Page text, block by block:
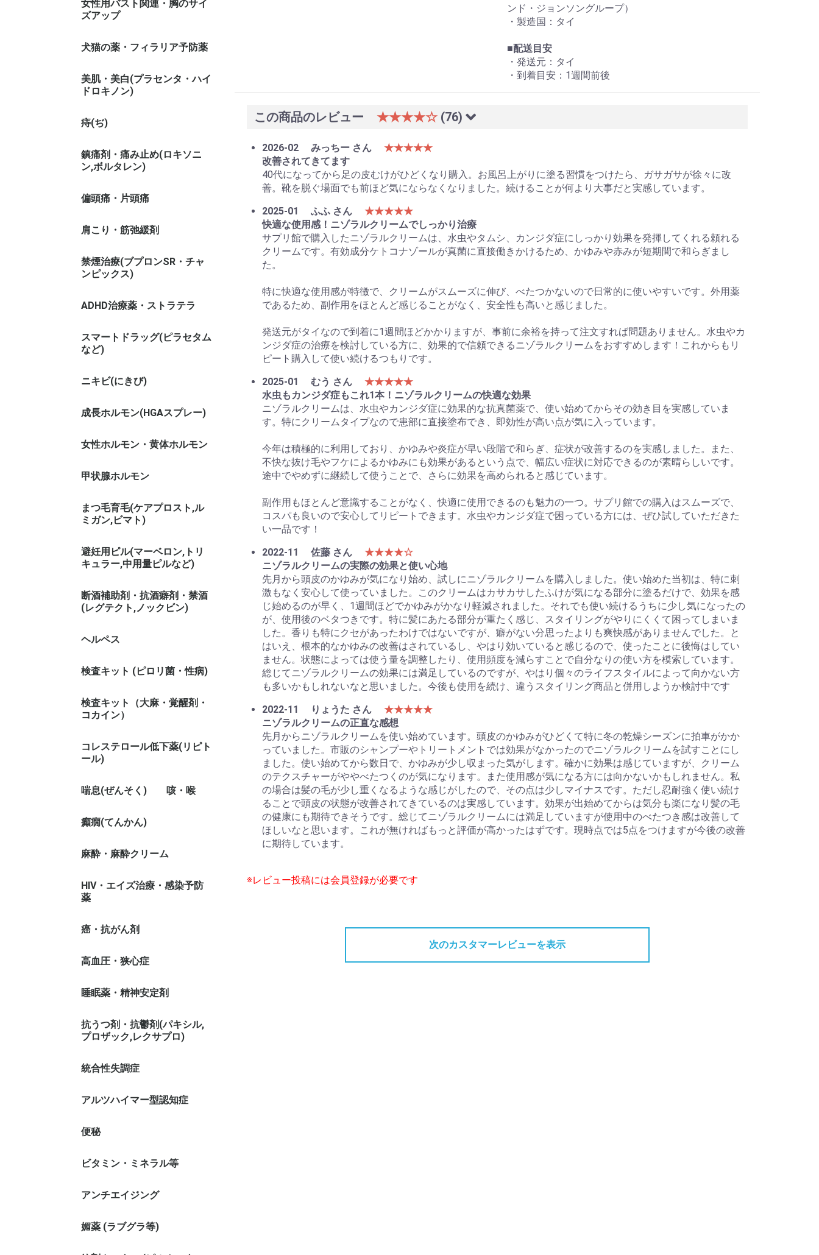
女性用バスト関連・胸のサイ
ズアップ
犬猫の薬・フィラリア予防薬
美肌・美白(プラセンタ・ハイ
ドロキノン)
痔(ぢ)
鎮痛剤・痛み止め(ロキソニ
ン,ボルタレン)
偏頭痛・片頭痛
肩こり・筋弛緩剤
禁煙治療(ブプロンSR・チャ
ンピックス)
ADHD治療薬・ストラテラ
スマートドラッグ(ピラセタム
など)
ニキビ(にきび)
成長ホルモン(HGAスプレー)
女性ホルモン・黄体ホルモン
甲状腺ホルモン
まつ毛育毛(ケアプロスト,ル
ミガン,ビマト)
避妊用ピル(マーベロン,トリ
キュラー,中用量ピルなど)
断酒補助剤・抗酒癖剤・禁酒
(レグテクト,ノックビン)
ヘルペス
検査キット (ピロリ菌・性病)
検査キット（大麻・覚醒剤・
コカイン）
コレステロール低下薬(リピト
ール)
喘息(ぜんそく) 咳・喉
癲癇(てんかん)
麻酔・麻酔クリーム
HIV・エイズ治療・感染予防
薬
癌・抗がん剤
高血圧・狭心症
睡眠薬・精神安定剤
抗うつ剤・抗鬱剤(パキシル,
プロザック,レクサプロ)
統合性失調症
アルツハイマー型認知症
便秘
ビタミン・ミネラル等
アンチエイジング
媚薬 (ラブグラ等)
ンド・ジョンソングループ）
・製造国：タイ
■配送目安
・発送元：タイ
・到着目安：1週間前後
この商品のレビュー ★★★★☆ (76)
2026-02 みっちー さん
★★★★★
改善されてきてます
40代になってから足の皮むけがひどくなり購入。お風呂上がりに塗る習慣をつけたら、ガサガサが徐々に改
善。靴を脱ぐ場面でも前ほど気にならなくなりました。続けることが何より大事だと実感しています。
2025-01
ふふ さん
★★★★★
快適な使用感！ニゾラルクリームでしっかり治療
サプリ館で購入したニゾラルクリームは、水虫やタムシ、カンジダ症にしっかり効果を発揮してくれる頼れる
クリームです。有効成分ケトコナゾールが真菌に直接働きかけるため、かゆみや赤みが短期間で和らぎまし
た。
特に快適な使用感が特徴で、クリームがスムーズに伸び、べたつかないので日常的に使いやすいです。外用薬
であるため、副作用をほとんど感じることがなく、安全性も高いと感じました。
発送元がタイなので到着に1週間ほどかかりますが、事前に余裕を持って注文すれば問題ありません。水虫やカ
ンジダ症の治療を検討している方に、効果的で信頼できるニゾラルクリームをおすすめします！これからもリ
ピート購入して使い続けるつもりです。
2025-01
むう さん
★★★★★
水虫もカンジダ症もこれ1本！ニゾラルクリームの快適な効果
ニゾラルクリームは、水虫やカンジダ症に効果的な抗真菌薬で、使い始めてからその効き目を実感していま
す。特にクリームタイプなので患部に直接塗布でき、即効性が高い点が気に入っています。
今年は積極的に利用しており、かゆみや炎症が早い段階で和らぎ、症状が改善するのを実感しました。また、
不快な抜け毛やフケによるかゆみにも効果があるという点で、幅広い症状に対応できるのが素晴らしいです。
途中でやめずに継続して使うことで、さらに効果を高められると感じています。
副作用もほとんど意識することがなく、快適に使用できるのも魅力の一つ。サプリ館での購入はスムーズで、
コスパも良いので安心してリピートできます。水虫やカンジダ症で困っている方には、ぜひ試していただきた
い一品です！
2022-11
佐藤 さん
★★★★☆
ニゾラルクリームの実際の効果と使い心地
先月から頭皮のかゆみが気になり始め、試しにニゾラルクリームを購入しました。使い始めた当初は、特に刺
激もなく安心して使っていました。このクリームはカサカサしたふけが気になる部分に塗るだけで、効果を感
じ始めるのが早く、1週間ほどでかゆみがかなり軽減されました。それでも使い続けるうちに少し気になったの
が、使用後のベタつきです。特に髪にあたる部分が重たく感じ、スタイリングがやりにくくて困ってしまいま
した。香りも特にクセがあったわけではないですが、癖がない分思ったよりも爽快感がありませんでした。と
はいえ、根本的なかゆみの改善はされているし、やはり効いていると感じるので、使ったことに後悔はしてい
ません。状態によっては使う量を調整したり、使用頻度を減らすことで自分なりの使い方を模索しています。
総じてニゾラルクリームの効果には満足しているのですが、やはり個々のライフスタイルによって向かない方
も多いかもしれないなと思いました。今後も使用を続け、違うスタイリング商品と併用しようか検討中です
2022-11
りょうた さん
★★★★★
ニゾラルクリームの正直な感想
先月からニゾラルクリームを使い始めています。頭皮のかゆみがひどくて特に冬の乾燥シーズンに拍車がかか
っていました。市販のシャンプーやトリートメントでは効果がなかったのでニゾラルクリームを試すことにし
ました。使い始めてから数日で、かゆみが少し収まった気がします。確かに効果は感じていますが、クリーム
のテクスチャーがややべたつくのが気になります。また使用感が気になる方には向かないかもしれません。私
の場合は髪の毛が少し重くなるような感じがしたので、その点は少しマイナスです。ただし忍耐強く使い続け
ることで頭皮の状態が改善されてきているのは実感しています。効果が出始めてからは気分も楽になり髪の毛
の健康にも期待できそうです。総じてニゾラルクリームには満足していますが使用中のべたつき感は改善して
ほしいなと思います。これが無ければもっと評価が高かったはずです。現時点では5点をつけますが今後の改善
に期待しています。
※レビュー投稿には会員登録が必要です
次のカスタマーレビューを表示